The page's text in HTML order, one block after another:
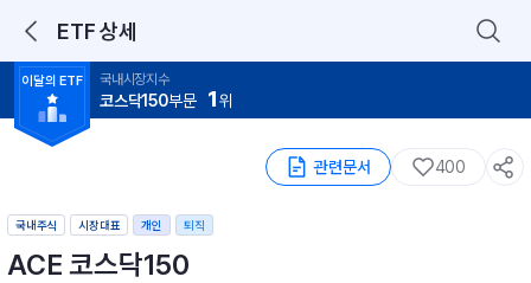
ETF 상세
통합 검색
이달의 ETF 국내시장지수
코스닥150부문 1위
관련문서 400
국내주식 시장대표 개인 퇴직
ACE 코스닥150
로그인을 해주세요.